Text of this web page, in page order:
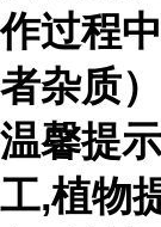
作过程
者杂质）
温馨提
工,植物